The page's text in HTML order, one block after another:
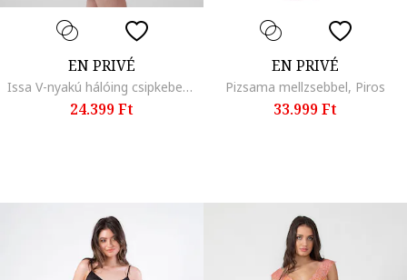
EN PRIVÉ
Issa V-nyakú hálóing csipkebetétekkel, Púderrózsaszín
24.399 Ft
EN PRIVÉ
Pizsama mellzsebbel, Piros
33.999 Ft